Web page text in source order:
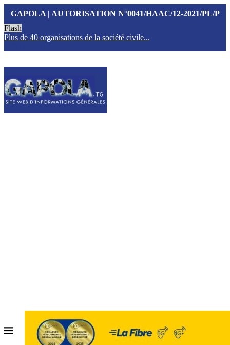
GAPOLA | AUTORISATION N°0041/HAAC/12-2021/PL/P
Flash
Plus de 40 organisations de la société civile...